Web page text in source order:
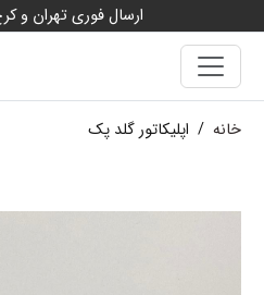
ارسال فوری تهران و
خانه / اپلیکاتور گلد پک